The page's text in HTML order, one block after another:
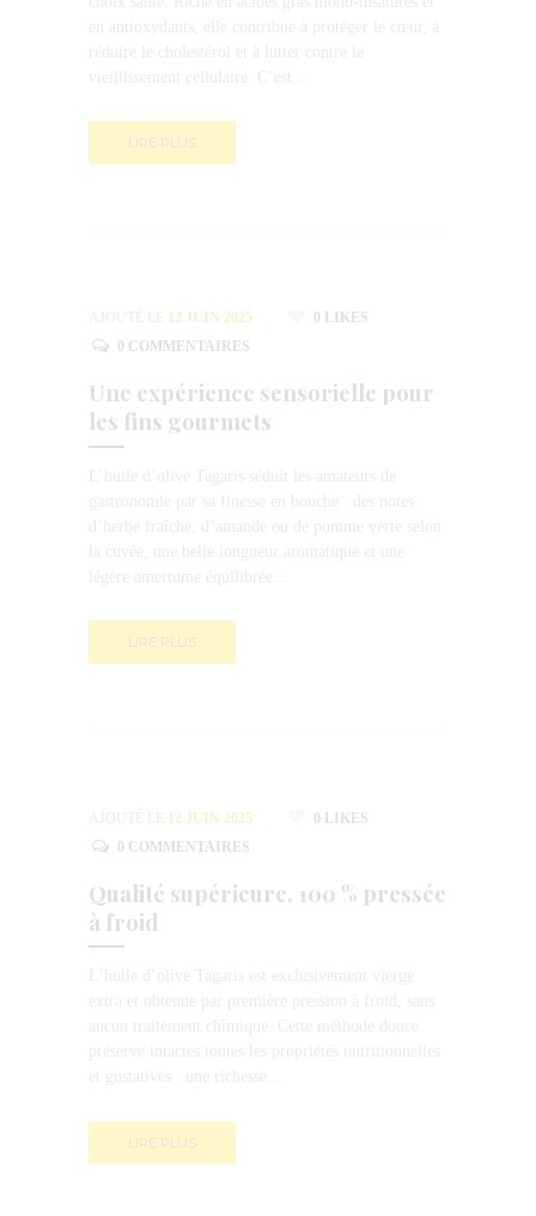
en antioxydants, elle contribue à protéger le cœur, à
réduire le cholestérol et à lutter contre le
vieillissement cellulaire. C’est...
LIRE PLUS
AJOUTÉ LE 12 JUIN 2025
LIKES
COMMENTAIRES
Une expérience sensorielle pour
les fins gourmets
L’huile d’olive Tagaris séduit les amateurs de
gastronomie par sa finesse en bouche : des notes
d’herbe fraîche, d’amande ou de pomme verte selon
la cuvée, une belle longueur aromatique et une
légère amertume équilibrée...
LIRE PLUS
AJOUTÉ LE 12 JUIN 2025
LIKES
COMMENTAIRES
Qualité supérieure, 100 % pressée
à froid
L’huile d’olive Tagaris est exclusivement vierge
extra et obtenue par première pression à froid, sans
aucun traitement chimique. Cette méthode douce
préserve intactes toutes les propriétés nutritionnelles
et gustatives : une richesse...
LIRE PLUS